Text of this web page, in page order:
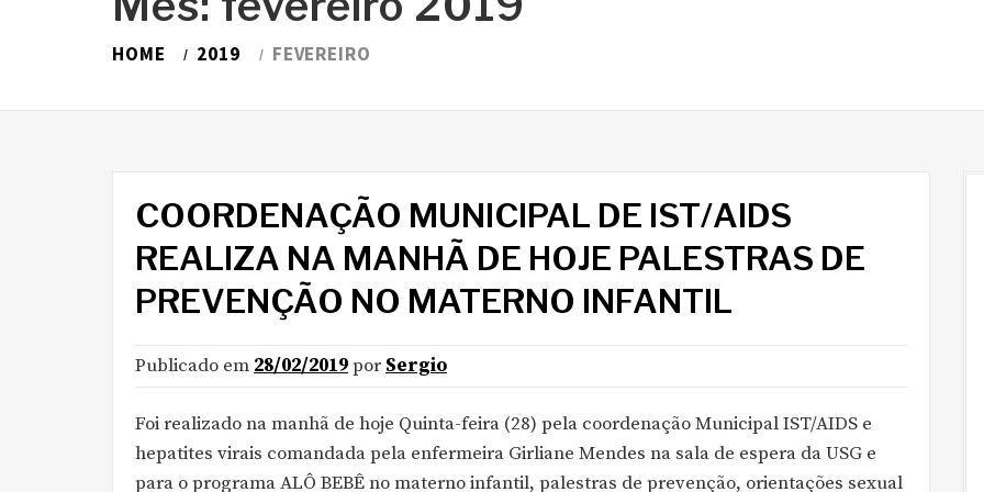
HOME 2019 FEVEREIRO
COORDENAÇÃO MUNICIPAL DE IST/AIDS
REALIZA NA MANHÃ DE HOJE PALESTRAS DE
PREVENÇÃO NO MATERNO INFANTIL
Publicado em 28/02/2019por Sergio
Foi realizado na manhã de hoje Quinta-feira (28) pela coordenação Municipal IST/AIDS e
hepatites virais comandada pela enfermeira Girliane Mendes na sala de espera da USG e
para o programa ALÔ BEBÊ no materno infantil, palestras de prevenção, orientações sexual